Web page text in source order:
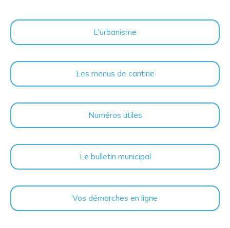
L'urbanisme
Les menus de cantine
Numéros utiles
Le bulletin municipal
Vos démarches en ligne